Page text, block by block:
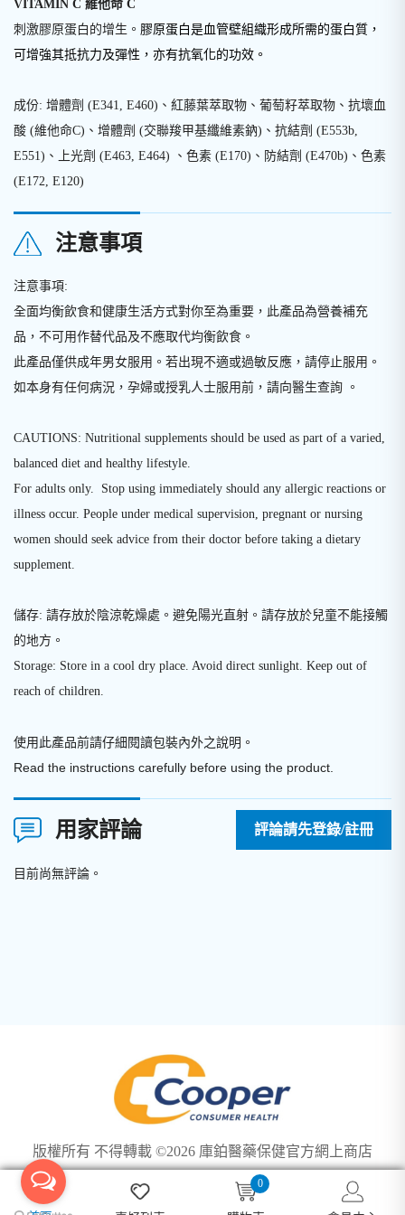
Got it!
We use cookies to ensure you get the best experience on our
0
VITAMIN C 維他命 C
刺激膠原蛋白的增生。 膠原蛋白是血管壁組織形成所需的蛋白質，
可增強其抵抗力及彈性，亦有抗氧化的功效 。
成份: 增體劑 (E341, E460)、紅藤葉萃取物、葡萄籽萃取物、抗壞血
酸 (維他命C)、增體劑 (交聯羧甲基纖維素鈉)、抗結劑 (E553b,
E551)、上光劑 (E463, E464) 、色素 (E170)、防結劑 (E470b)、色素
(E172, E120)
注意事項
注意事項:
全面均衡飲食和健康生活方式對你至為重要，此產品為營養補充
品，不可用作替代品及不應取代均衡飲食。
此產品僅供成年男女服用。若出現不適或過敏反應，請停止服用。
如本身有任何病況，孕婦或授乳人士服用前，請向醫生查詢 。
CAUTIONS: Nutritional supplements should be used as part of a varied,
balanced diet and healthy lifestyle.
For adults only. Stop using immediately should any allergic reactions or
illness occur. People under medical supervision, pregnant or nursing
women should seek advice from their doctor before taking a dietary
supplement.
儲存: 請存放於陰涼乾燥處。避免陽光直射。請存放於兒童不能接觸
的地方。
Storage: Store in a cool dry place. Avoid direct sunlight. Keep out of
reach of children.
使用此產品前請仔細閱讀包裝內外之說明 。
Read the instructions carefully before using the product.
用家評論 評論請先登錄/註冊
目前尚無評論。
版權所有 不得轉載 ©2026 庫鉑醫藥保健官方網上商店